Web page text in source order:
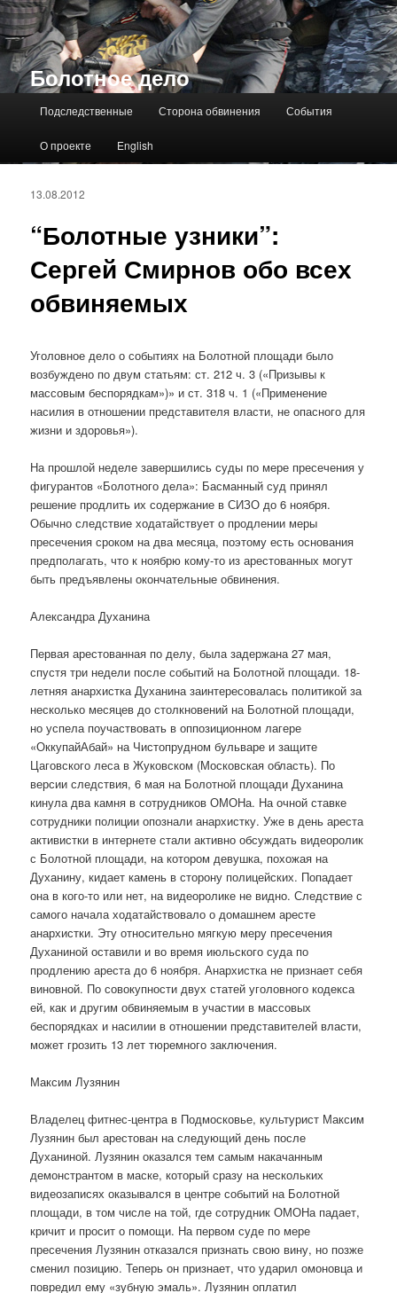
Болотное дело
Подследственные Сторона обвинения События
О проекте English
“Болотные узники”:
Сергей Смирнов обо всех
обвиняемых
13.08.2012
Уголовное дело о событиях на Болотной площади было
возбуждено по двум статьям: ст. 212 ч. 3 («Призывы к
массовым беспорядкам»)» и ст. 318 ч. 1 («Применение
насилия в отношении представителя власти, не опасного для
жизни и здоровья»).
На прошлой неделе завершились суды по мере пресечения у
фигурантов «Болотного дела»: Басманный суд принял
решение продлить их содержание в СИЗО до 6 ноября.
Обычно следствие ходатайствует о продлении меры
пресечения сроком на два месяца, поэтому есть основания
предполагать, что к ноябрю кому-то из арестованных могут
быть предъявлены окончательные обвинения.
Александра Духанина
Первая арестованная по делу, была задержана 27 мая,
спустя три недели после событий на Болотной площади. 18-
летняя анархистка Духанина заинтересовалась политикой за
несколько месяцев до столкновений на Болотной площади,
но успела поучаствовать в оппозиционном лагере
«ОккупайАбай» на Чистопрудном бульваре и защите
Цаговского леса в Жуковском (Московская область). По
версии следствия, 6 мая на Болотной площади Духанина
кинула два камня в сотрудников ОМОНа. На очной ставке
сотрудники полиции опознали анархистку. Уже в день ареста
активистки в интернете стали активно обсуждать видеоролик
с Болотной площади, на котором девушка, похожая на
Духанину, кидает камень в сторону полицейских. Попадает
она в кого-то или нет, на видеоролике не видно. Следствие с
самого начала ходатайствовало о домашнем аресте
анархистки. Эту относительно мягкую меру пресечения
Духаниной оставили и во время июльского суда по
продлению ареста до 6 ноября. Анархистка не признает себя
виновной. По совокупности двух статей уголовного кодекса
ей, как и другим обвиняемым в участии в массовых
беспорядках и насилии в отношении представителей власти,
может грозить 13 лет тюремного заключения.
Максим Лузянин
Владелец фитнес-центра в Подмосковье, культурист Максим
Лузянин был арестован на следующий день после
Духаниной. Лузянин оказался тем самым накачанным
демонстрантом в маске, который сразу на нескольких
видеозаписях оказывался в центре событий на Болотной
площади, в том числе на той, где сотрудник ОМОНа падает,
кричит и просит о помощи. На первом суде по мере
пресечения Лузянин отказался признать свою вину, но позже
сменил позицию. Теперь он признает, что ударил омоновца и
повредил ему «зубную эмаль». Лузянин оплатил